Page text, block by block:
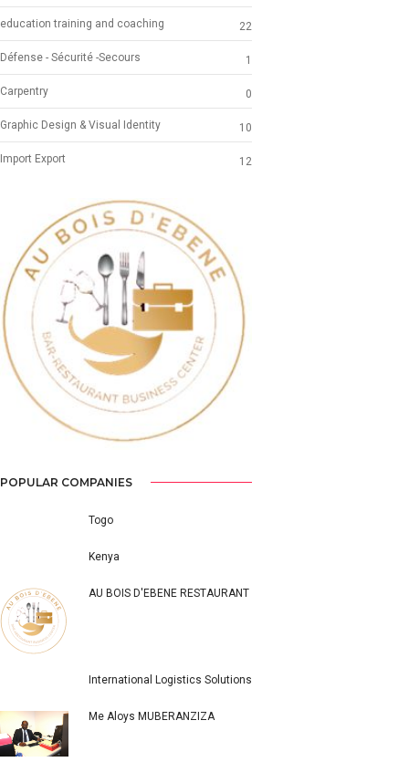
education training and coaching 22
Défense - Sécurité -Secours 1
Carpentry 0
Graphic Design & Visual Identity 10
Import Export 12
Previous Next
POPULAR COMPANIES
Togo
Kenya
AU BOIS D'EBENE RESTAURANT
International Logistics Solutions
Me Aloys MUBERANZIZA